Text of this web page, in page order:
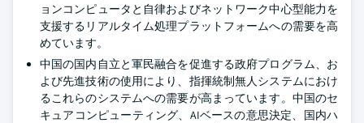
ョンコンピュータと自律およびネットワーク中心型能力を
支援するリアルタイム処理プラットフォームへの需要を高
めています。
中国の国内自立と軍民融合を促進する政府プログラム、お
よび先進技術の使用により、指揮統制無人システムにおけ
るこれらのシステムへの需要が高まっています。中国のセ
キュアコンピューティング、AIベースの意思決定、国内ハ